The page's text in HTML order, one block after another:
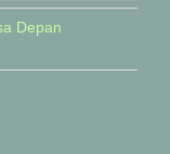
Depan